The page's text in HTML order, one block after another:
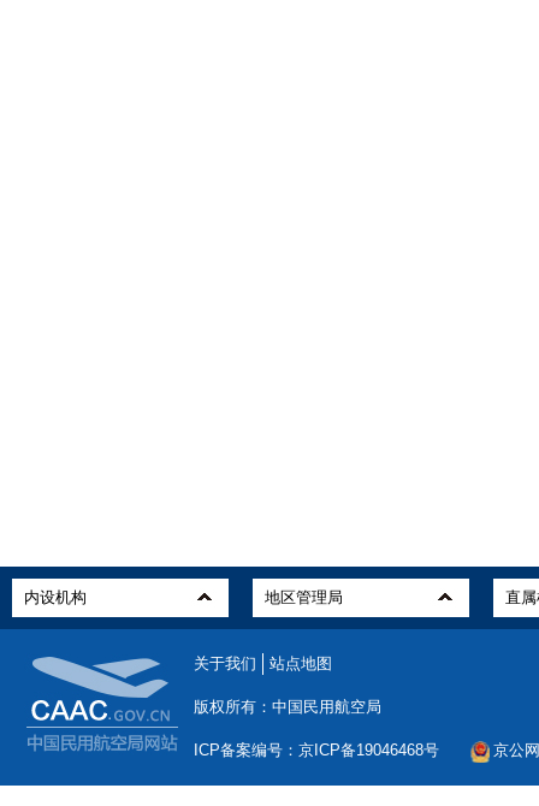
关于我们 站点地图
版权所有：中国民用航空局
ICP备案编号：京ICP备19046468号 京公